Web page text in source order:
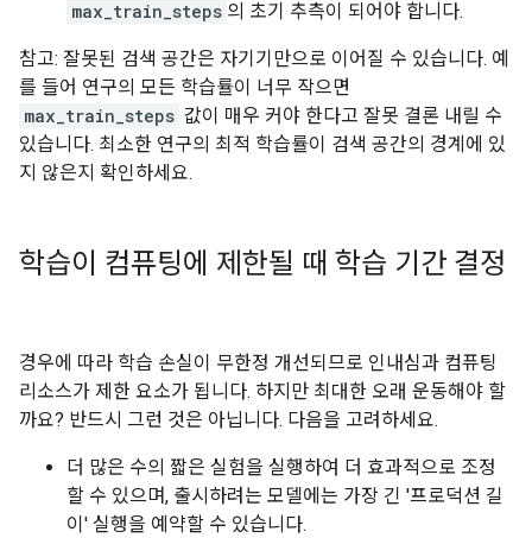
max_train_steps 의 초기 추측이 되어야 합니다.
참고: 잘못된 검색 공간은 자기기만으로 이어질 수 있습니다. 예
를 들어 연구의 모든 학습률이 너무 작으면
max_train_steps 값이 매우 커야 한다고 잘못 결론 내릴 수
있습니다. 최소한 연구의 최적 학습률이 검색 공간의 경계에 있
지 않은지 확인하세요.
학습이 컴퓨팅에 제한될 때 학습 기간 결정
경우에 따라 학습 손실이 무한정 개선되므로 인내심과 컴퓨팅
리소스가 제한 요소가 됩니다. 하지만 최대한 오래 운동해야 할
까요? 반드시 그런 것은 아닙니다. 다음을 고려하세요.
더 많은 수의 짧은 실험을 실행하여 더 효과적으로 조정
할 수 있으며, 출시하려는 모델에는 가장 긴 '프로덕션 길
이' 실행을 예약할 수 있습니다.